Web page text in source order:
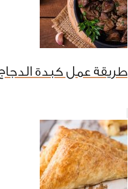
طريقة عمل كبدة الدجاج